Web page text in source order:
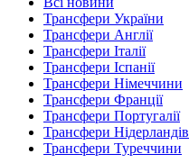
Трансфери України
Трансфери Англії
Трансфери Італії
Трансфери Іспанії
Трансфери Німеччини
Трансфери Франції
Трансфери Португалії
Трансфери Нідерландів
Трансфери Туреччини